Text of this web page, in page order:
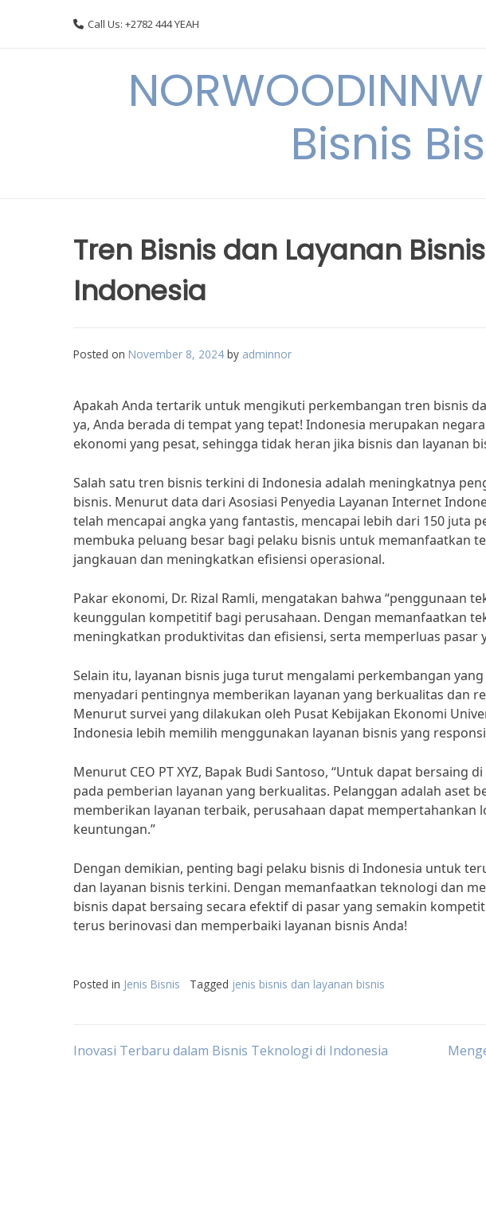
Call Us: +2782 444 YEAH
Bisnis
Tren Bisnis dan Layanan
Indonesia
Posted on November 8, 2024 by adminnor
Apakah Anda tertarik untuk mengikuti perkembangan tren bisnis
ya, Anda berada di tempat yang tepat! Indonesia merupakan
ekonomi yang pesat, sehingga tidak heran jika bisnis dan layanan
Salah satu tren bisnis terkini di Indonesia adalah meningkatnya
bisnis. Menurut data dari Asosiasi Penyedia Layanan Internet
telah mencapai angka yang fantastis, mencapai lebih dari 150 juta
membuka peluang besar bagi pelaku bisnis untuk memanfaatkan
jangkauan dan meningkatkan efisiensi operasional.
Pakar ekonomi, Dr. Rizal Ramli, mengatakan bahwa “penggunaan
keunggulan kompetitif bagi perusahaan. Dengan memanfaatkan
meningkatkan produktivitas dan efisiensi, serta memperluas pasar
Selain itu, layanan bisnis juga turut mengalami perkembangan
menyadari pentingnya memberikan layanan yang berkualitas dan
Menurut survei yang dilakukan oleh Pusat Kebijakan Ekonomi
Indonesia lebih memilih menggunakan layanan bisnis yang
Menurut CEO PT XYZ, Bapak Budi Santoso, “Untuk dapat bersaing
pada pemberian layanan yang berkualitas. Pelanggan adalah aset
memberikan layanan terbaik, perusahaan dapat mempertahankan
keuntungan.”
Dengan demikian, penting bagi pelaku bisnis di Indonesia untuk
dan layanan bisnis terkini. Dengan memanfaatkan teknologi dan
bisnis dapat bersaing secara efektif di pasar yang semakin
terus berinovasi dan memperbaiki layanan bisnis Anda!
Posted in Jenis Bisnis Tagged jenis bisnis dan layanan bisnis
Post
Inovasi Terbaru dalam Bisnis Teknologi di Indonesia